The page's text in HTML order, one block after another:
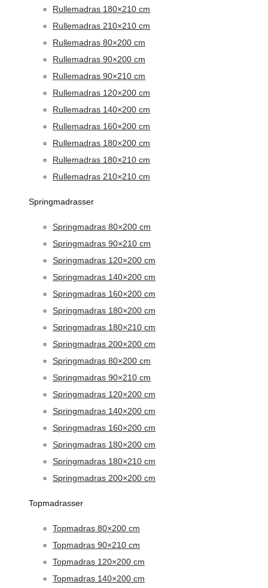
Rullemadras 180×210 cm
Rullemadras 210×210 cm
Rullemadras 80×200 cm
Rullemadras 90×200 cm
Rullemadras 90×210 cm
Rullemadras 120×200 cm
Rullemadras 140×200 cm
Rullemadras 160×200 cm
Rullemadras 180×200 cm
Rullemadras 180×210 cm
Rullemadras 210×210 cm
Springmadrasser
Springmadras 80×200 cm
Springmadras 90×210 cm
Springmadras 120×200 cm
Springmadras 140×200 cm
Springmadras 160×200 cm
Springmadras 180×200 cm
Springmadras 180×210 cm
Springmadras 200×200 cm
Springmadras 80×200 cm
Springmadras 90×210 cm
Springmadras 120×200 cm
Springmadras 140×200 cm
Springmadras 160×200 cm
Springmadras 180×200 cm
Springmadras 180×210 cm
Springmadras 200×200 cm
Topmadrasser
Topmadras 80×200 cm
Topmadras 90×210 cm
Topmadras 120×200 cm
Topmadras 140×200 cm